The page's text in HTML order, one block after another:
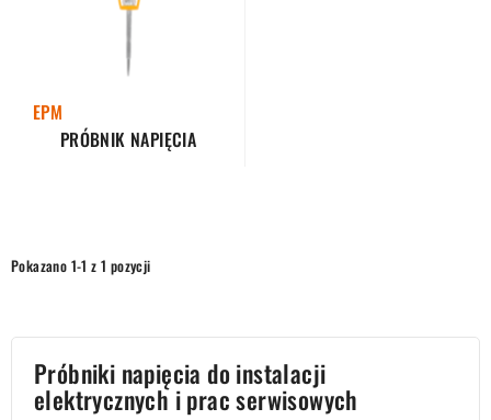
EPM
PRÓBNIK NAPIĘCIA
Pokazano 1-1 z 1 pozycji
Próbniki napięcia do instalacji
elektrycznych i prac serwisowych